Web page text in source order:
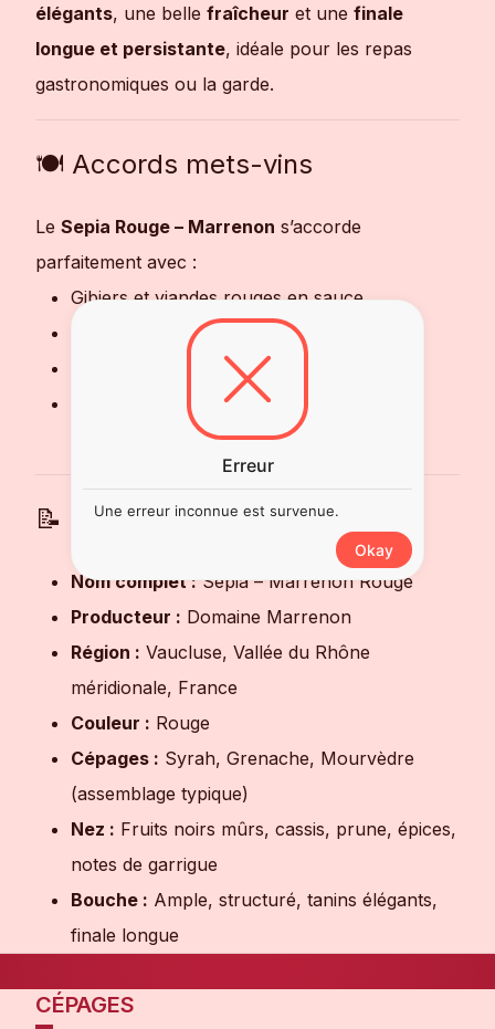
élégants, une belle fraîcheur et une finale
longue et persistante, idéale pour les repas
gastronomiques ou la garde.
🍽 Accords mets-vins
Le Sepia Rouge – Marrenon s’accorde
parfaitement avec :
Gibiers et viandes rouges en sauce
Plats méditerranéens raffinés
Repas gastronomiques ou moments de
dégustation exceptionnels
📝 Fiche technique
Nom complet :Sepia – Marrenon Rouge
Producteur : Domaine Marrenon
Région : Vaucluse, Vallée du Rhône
méridionale, France
Couleur : Rouge
Cépages : Syrah, Grenache, Mourvèdre
(assemblage typique)
Nez : Fruits noirs mûrs, cassis, prune, épices,
notes de garrigue
Bouche : Ample, structuré, tanins élégants,
finale longue
CÉPAGES
Erreur
Une erreur inconnue est survenue.
Okay